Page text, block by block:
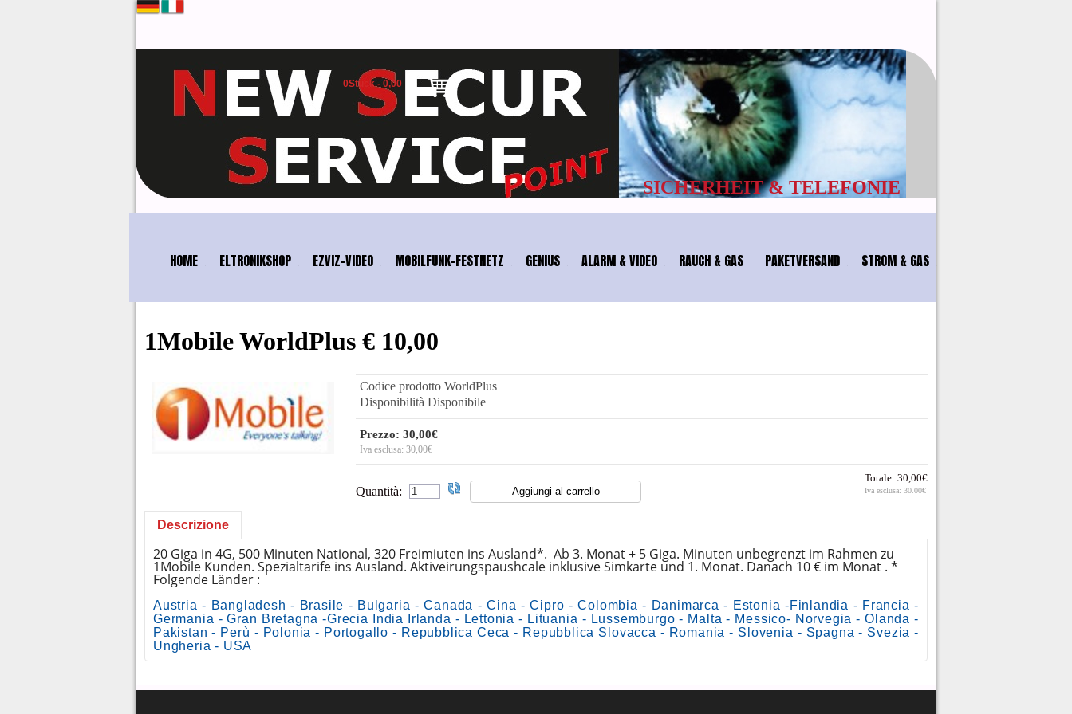
0Stück- 0,00
SICHERHEIT & TELEFONIE
HOME ELTRONIKSHOP EZVIZ-VIDEO MOBILFUNK-FESTNETZ GENIUS ALARM & VIDEO RAUCH & GAS PAKETVERSAND STROM & GAS
1Mobile WorldPlus € 10,00
Codice prodotto WorldPlus
Disponibilità Disponibile
Prezzo: 30,00€
Iva esclusa: 30,00€
Quantità:
Totale: 30,00€
Iva esclusa: 30.00€
Descrizione
20 Giga in 4G, 500 Minuten National, 320 Freimiuten ins Ausland*. Ab 3. Monat + 5 Giga. Minuten unbegrenzt im Rahmen zu
1Mobile Kunden. Spezialtarife ins Ausland. Aktiveirungspaushcale inklusive Simkarte und 1. Monat. Danach 10 € im Monat . *
Folgende Länder :
Austria - Bangladesh - Brasile - Bulgaria - Canada - Cina - Cipro - Colombia - Danimarca - Estonia -Finlandia - Francia -
Germania - Gran Bretagna -Grecia India Irlanda - Lettonia - Lituania - Lussemburgo - Malta - Messico- Norvegia - Olanda -
Pakistan - Perù - Polonia - Portogallo - Repubblica Ceca - Repubblica Slovacca - Romania - Slovenia - Spagna - Svezia -
Ungheria - USA